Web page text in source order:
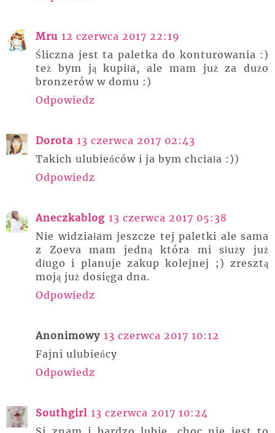
Mru 12 czerwca 2017 22:19
Śliczna jest ta paletka do konturowania :)
też bym ją kupiła, ale mam już za dużo
bronzerów w domu :)
Odpowiedz
Dorota 13 czerwca 2017 02:43
Takich ulubieńców i ja bym chciała :))
Odpowiedz
Aneczkablog 13 czerwca 2017 05:38
Nie widziałam jeszcze tej paletki ale sama
z Zoeva mam jedną która mi służy już
długo i planuje zakup kolejnej ;) zresztą
moją już dosięga dna.
Odpowiedz
Anonimowy 13 czerwca 2017 10:12
Fajni ulubieńcy
Odpowiedz
Southgirl 13 czerwca 2017 10:24